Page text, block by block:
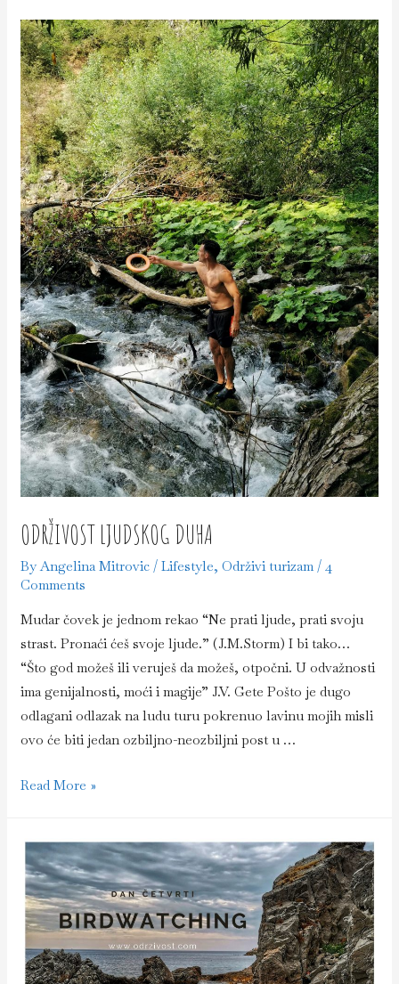
ODRŽIVOST LJUDSKOG DUHA
ByAngelina Mitrovic /Lifestyle,Održivi turizam/4
Comments
Mudar čovek je jednom rekao “Ne prati ljude, prati svoju
strast. Pronaći ćeš svoje ljude.” (J.M.Storm) I bi tako…
“Što god možeš ili veruješ da možeš, otpočni. U odvažnosti
ima genijalnosti, moći i magije” J.V. Gete Pošto je dugo
odlagani odlazak na ludu turu pokrenuo lavinu mojih misli
ovo će biti jedan ozbiljno-neozbiljni post u …
Održivost
Read More »